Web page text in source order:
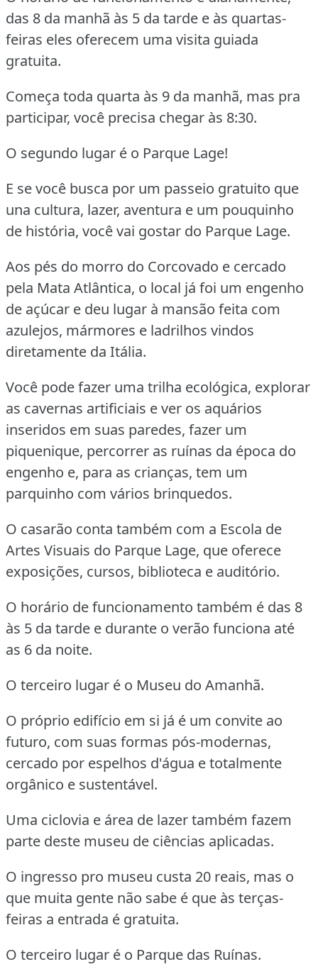
das 8 da manhã às 5 da tarde e às quartas-
feiras eles oferecem uma visita guiada
gratuita.
Começa toda quarta às 9 da manhã, mas pra
participar, você precisa chegar às 8:30.
O segundo lugar é o Parque Lage!
E se você busca por um passeio gratuito que
una cultura, lazer, aventura e um pouquinho
de história, você vai gostar do Parque Lage.
Aos pés do morro do Corcovado e cercado
pela Mata Atlântica, o local já foi um engenho
de açúcar e deu lugar à mansão feita com
azulejos, mármores e ladrilhos vindos
diretamente da Itália.
Você pode fazer uma trilha ecológica, explorar
as cavernas artificiais e ver os aquários
inseridos em suas paredes, fazer um
piquenique, percorrer as ruínas da época do
engenho e, para as crianças, tem um
parquinho com vários brinquedos.
O casarão conta também com a Escola de
Artes Visuais do Parque Lage, que oferece
exposições, cursos, biblioteca e auditório.
O horário de funcionamento também é das 8
às 5 da tarde e durante o verão funciona até
as 6 da noite.
O terceiro lugar é o Museu do Amanhã.
O próprio edifício em si já é um convite ao
futuro, com suas formas pós-modernas,
cercado por espelhos d'água e totalmente
orgânico e sustentável.
Uma ciclovia e área de lazer também fazem
parte deste museu de ciências aplicadas.
O ingresso pro museu custa 20 reais, mas o
que muita gente não sabe é que às terças-
feiras a entrada é gratuita.
O terceiro lugar é o Parque das Ruínas.